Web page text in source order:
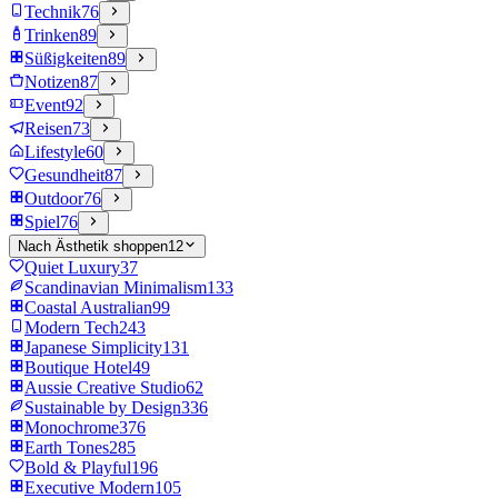
Technik76
Trinken89
Süßigkeiten89
Notizen87
Event92
Reisen73
Lifestyle60
Gesundheit87
Outdoor76
Spiel76
Nach Ästhetik shoppen12
Quiet Luxury37
Scandinavian Minimalism133
Coastal Australian99
Modern Tech243
Japanese Simplicity131
Boutique Hotel49
Aussie Creative Studio62
Sustainable by Design336
Monochrome376
Earth Tones285
Bold & Playful196
Executive Modern105